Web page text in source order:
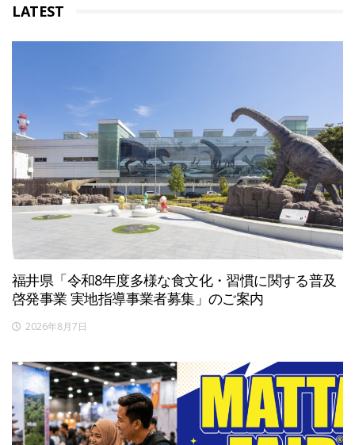
LATEST
福井県「令和8年度多様な食文化・習慣に関する普及
啓発事業 実地指導事業者募集」のご案内
2026年8月7日